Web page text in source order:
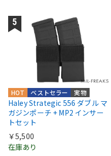
実物
ベストセラー
HOT
Haley Strategic 556 ダブル マ
ガジンポーチ + MP2 インサー
トセット
￥5,500
在庫あり